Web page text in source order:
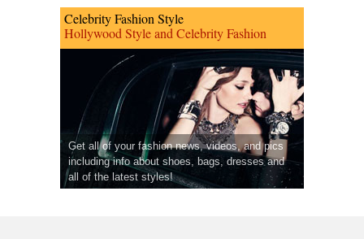
Celebrity Fashion Style
Hollywood Style and Celebrity Fashion
Get all of your fashion news, videos, and pics
including info about shoes, bags, dresses and
all of the latest styles!